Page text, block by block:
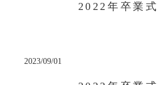
2022年卒業式
2023/09/01